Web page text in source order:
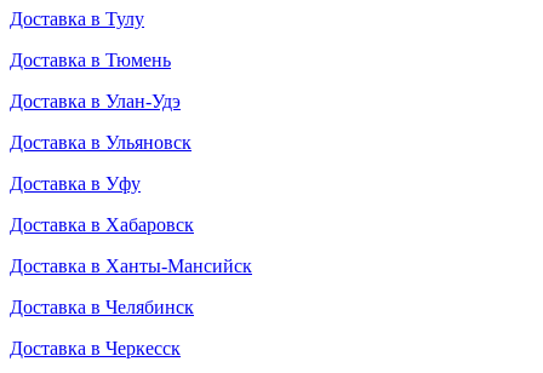
Доставка в Тулу
Доставка в Тюмень
Доставка в Улан-Удэ
Доставка в Ульяновск
Доставка в Уфу
Доставка в Хабаровск
Доставка в Ханты-Мансийск
Доставка в Челябинск
Доставка в Черкесск